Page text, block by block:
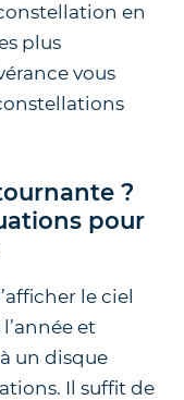
en
plus
vous
?
pour
le ciel
et
un disque
Il suffit de